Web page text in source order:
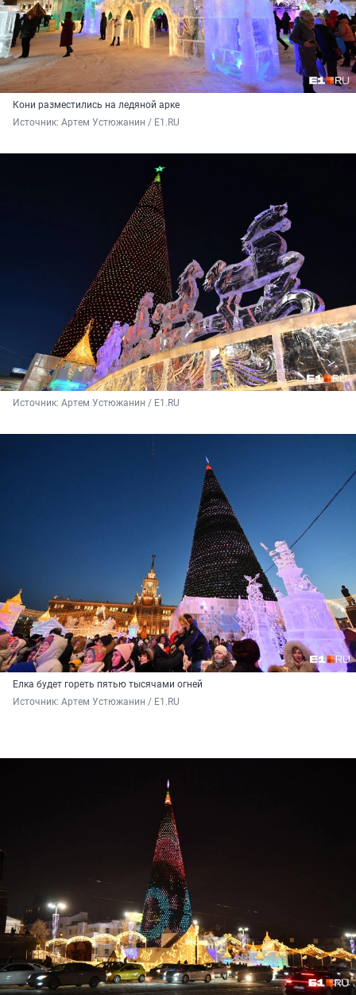
Кони разместились на ледяной арке
Источник: Артем Устюжанин / E1.RU
Источник: Артем Устюжанин / E1.RU
Елка будет гореть пятью тысячами огней
Источник: Артем Устюжанин / E1.RU